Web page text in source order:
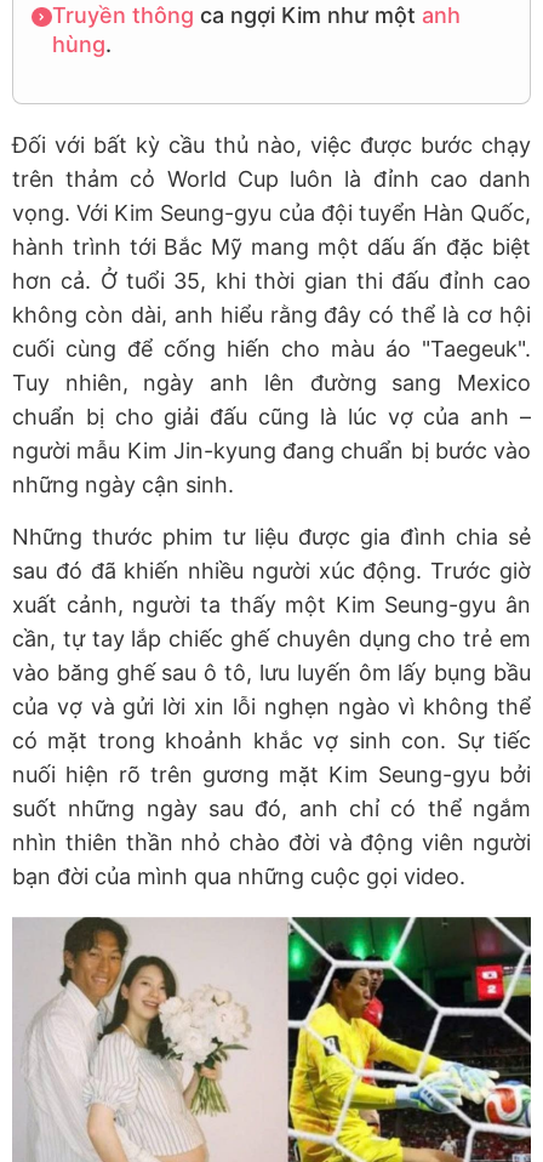
Truyền thông ca ngợi Kim như một anh
hùng.
Đối với bất kỳ cầu thủ nào, việc được bước chạy
trên thảm cỏ World Cup luôn là đỉnh cao danh
vọng. Với Kim Seung-gyu của đội tuyển Hàn Quốc,
hành trình tới Bắc Mỹ mang một dấu ấn đặc biệt
hơn cả. Ở tuổi 35, khi thời gian thi đấu đỉnh cao
không còn dài, anh hiểu rằng đây có thể là cơ hội
cuối cùng để cống hiến cho màu áo "Taegeuk".
Tuy nhiên, ngày anh lên đường sang Mexico
chuẩn bị cho giải đấu cũng là lúc vợ của anh –
người mẫu Kim Jin-kyung đang chuẩn bị bước vào
những ngày cận sinh.
Những thước phim tư liệu được gia đình chia sẻ
sau đó đã khiến nhiều người xúc động. Trước giờ
xuất cảnh, người ta thấy một Kim Seung-gyu ân
cần, tự tay lắp chiếc ghế chuyên dụng cho trẻ em
vào băng ghế sau ô tô, lưu luyến ôm lấy bụng bầu
của vợ và gửi lời xin lỗi nghẹn ngào vì không thể
có mặt trong khoảnh khắc vợ sinh con. Sự tiếc
nuối hiện rõ trên gương mặt Kim Seung-gyu bởi
suốt những ngày sau đó, anh chỉ có thể ngắm
nhìn thiên thần nhỏ chào đời và động viên người
bạn đời của mình qua những cuộc gọi video.